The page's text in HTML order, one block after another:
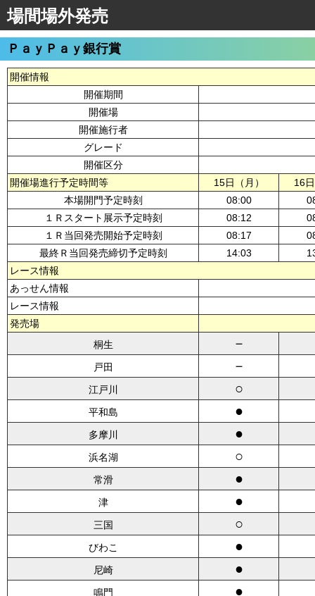
場間場外発売
ＰａｙＰａｙ銀行賞
開催情報
開催期間
開催場
開催施行者
グレード
開催区分
開催場進行予定時間等
15日（月）
16
本場開門予定時刻
08:00
１Ｒスタート展示予定時刻
08:12
１Ｒ当回発売開始予定時刻
08:17
最終Ｒ当回発売締切予定時刻
14:03
レース情報
あっせん情報
レース情報
発売場
桐生
－
戸田 －
江戸川 ○
平和島 ●
多摩川 ●
浜名湖 ○
常滑 ●
津 ●
三国 ○
びわこ ●
尼崎 ●
鳴門 ●